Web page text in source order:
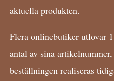
aktuella produkten.
Flera onlinebutiker utlovar
antal av sina
beställningen realiseras